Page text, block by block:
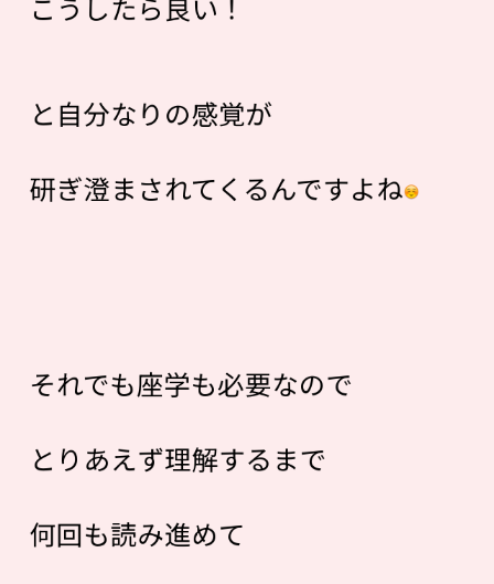
こうしたら良い！
と自分なりの感覚が
研ぎ澄まされてくるんですよね
それでも座学も必要なので
とりあえず理解するまで
何回も読み進めて